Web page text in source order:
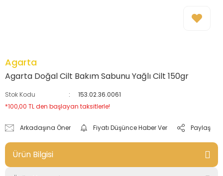
Agarta
Agarta Doğal Cilt Bakım Sabunu Yağlı Cilt 150gr
Stok Kodu
153.02.36.0061
*100,00 TL den başlayan taksitlerle!
Arkadaşına Öner Fiyatı Düşünce Haber Ver Paylaş
Ürün Bilgisi